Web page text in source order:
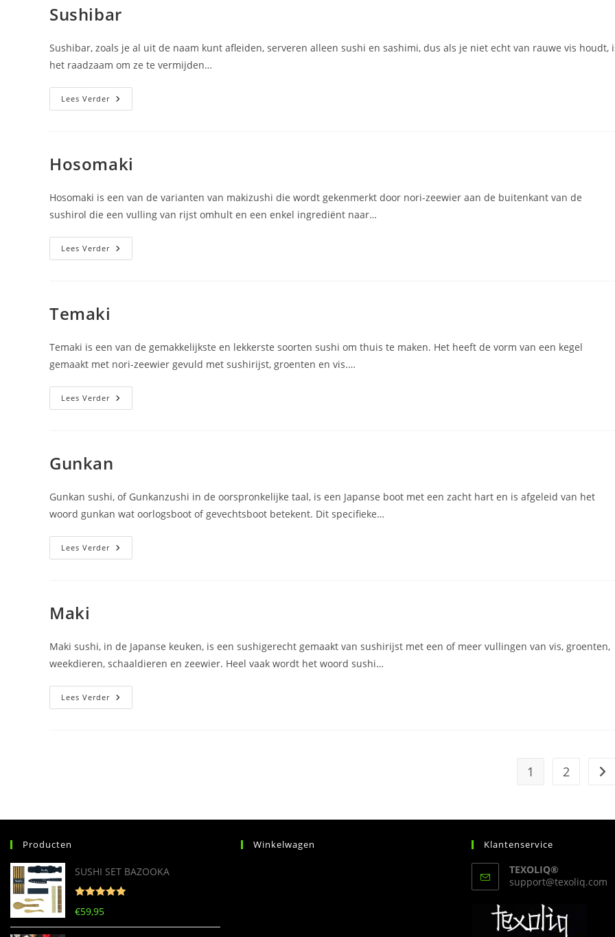
Sushibar
Sushibar, zoals je al uit de naam kunt afleiden, serveren alleen sushi en sashimi, dus als je niet echt van rauwe vis houdt,
het raadzaam om ze te vermijden…
Lees VerderSushibar
Hosomaki
Hosomaki is een van de varianten van makizushi die wordt gekenmerkt door nori-zeewier aan de buitenkant van de
sushirol die een vulling van rijst omhult en een enkel ingrediënt naar…
Lees VerderHosomaki
Temaki
Temaki is een van de gemakkelijkste en lekkerste soorten sushi om thuis te maken. Het heeft de vorm van een kegel
gemaakt met nori-zeewier gevuld met sushirijst, groenten en vis.…
Lees VerderTemaki
Gunkan
Gunkan sushi, of Gunkanzushi in de oorspronkelijke taal, is een Japanse boot met een zacht hart en is afgeleid van het
woord gunkan wat oorlogsboot of gevechtsboot betekent. Dit specifieke…
Lees VerderGunkan
Maki
Maki sushi, in de Japanse keuken, is een sushigerecht gemaakt van sushirijst met een of meer vullingen van vis, groenten,
weekdieren, schaaldieren en zeewier. Heel vaak wordt het woord sushi…
Lees VerderMaki
1 2
Producten
SUSHI SET BAZOOKA
€59,95
Winkelwagen Klantenservice
TEXOLIQ®
support@texoliq.com